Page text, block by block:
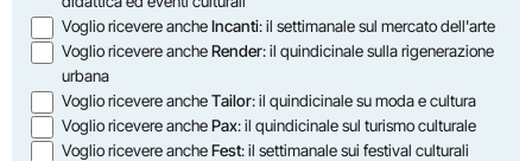
Voglio ricevere ancheIncanti: il settimanale sul mercato dell'arte
Voglio ricevere ancheRender: il quindicinale sulla rigenerazione
urbana
Voglio ricevere ancheTailor: il quindicinale su moda e cultura
Voglio ricevere anchePax: il quindicinale sul turismo culturale
Voglio ricevere ancheFest: il settimanale sui festival culturali